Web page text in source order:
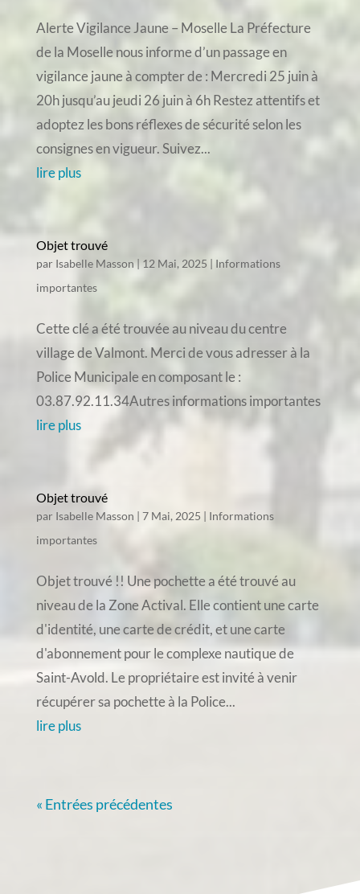
Alerte Vigilance Jaune – Moselle La Préfecture
de la Moselle nous informe d’un passage en
vigilance jaune à compter de : Mercredi 25 juin à
20h jusqu’au jeudi 26 juin à 6h Restez attentifs et
adoptez les bons réflexes de sécurité selon les
consignes en vigueur. Suivez...
lire plus
Objet trouvé
par Isabelle Masson| 12 Mai, 2025 | Informations
importantes
Cette clé a été trouvée au niveau du centre
village de Valmont. Merci de vous adresser à la
Police Municipale en composant le :
03.87.92.11.34Autres informations importantes
lire plus
Objet trouvé
par Isabelle Masson | 7 Mai, 2025 | Informations
importantes
Objet trouvé !! Une pochette a été trouvé au
niveau de la Zone Actival. Elle contient une carte
d'identité, une carte de crédit, et une carte
d'abonnement pour le complexe nautique de
Saint-Avold. Le propriétaire est invité à venir
récupérer sa pochette à la Police...
lire plus
« Entrées précédentes